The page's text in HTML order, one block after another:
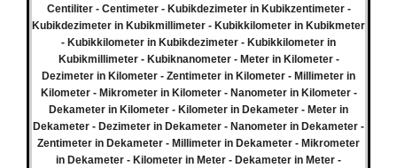
Centiliter - Centimeter - Kubikdezimeter in Kubikzentimeter -
Kubikdezimeter in Kubikmillimeter - Kubikkilometer in Kubikmeter
- Kubikkilometer in Kubikdezimeter - Kubikkilometer in
Kubikmillimeter - Kubiknanometer - Meter in Kilometer -
Dezimeter in Kilometer - Zentimeter in Kilometer - Millimeter in
Kilometer - Mikrometer in Kilometer - Nanometer in Kilometer -
Dekameter in Kilometer - Kilometer in Dekameter - Meter in
Dekameter - Dezimeter in Dekameter - Nanometer in Dekameter -
Zentimeter in Dekameter - Millimeter in Dekameter - Mikrometer
in Dekameter - Kilometer in Meter - Dekameter in Meter -